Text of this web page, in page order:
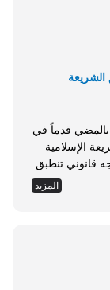
الشريعة
بالمضي قدماً في
الإسلامية
قانوني تنطبق
بالتخلي عنالمزيد